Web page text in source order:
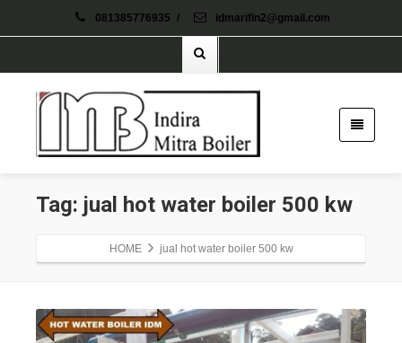
081385776935 / idmarifin2@gmail.com
Tag: jual hot water boiler 500 kw
HOME jual hot water boiler 500 kw